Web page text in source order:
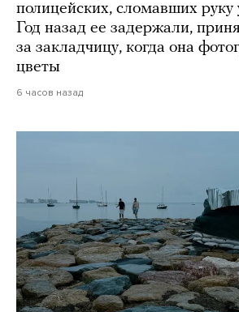
полицейских, сломавших руку
Год назад ее задержали,
за закладчицу, когда она
цветы
6 часов назад